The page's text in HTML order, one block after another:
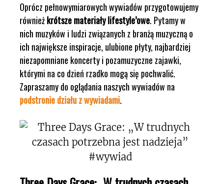
Oprócz pełnowymiarowych wywiadów przygotowujemy
równieżkrótsze materiały lifestyle’owe. Pytamy w
nich muzyków i ludzi związanych z branżą muzyczną o
ich największe inspiracje, ulubione płyty, najbardziej
niezapomniane koncerty i pozamuzyczne zajawki,
którymi na co dzień rzadko mogą się pochwalić.
Zapraszamy do oglądania naszych wywiadów na
podstronie działu z wywiadami.